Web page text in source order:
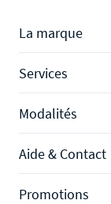
La marque
Services
Modalités
Aide & Contact
Promotions